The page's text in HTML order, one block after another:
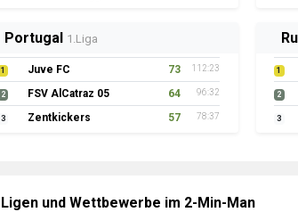
Portugal 1.Liga
1 Juve FC 73 112:23
2 FSV AlCatraz 05 64 96:32
3 Zentkickers 57 78:37
1
2
3
Ligen und Wettbewerbe im 2-Min-Man